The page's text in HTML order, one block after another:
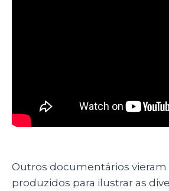
Outros documentários vieram
produzidos para ilustrar as